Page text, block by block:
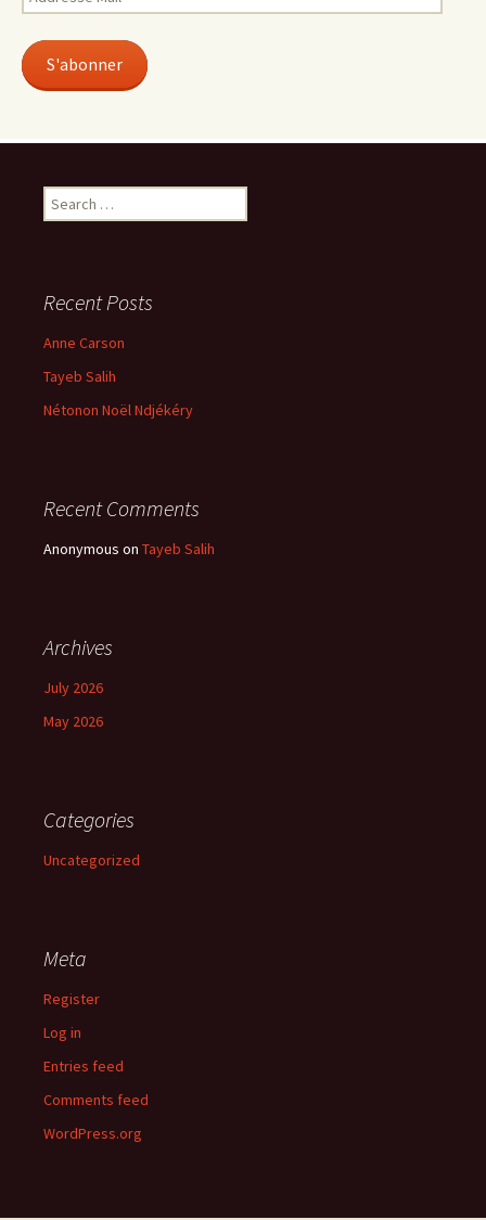
Mail
S'abonner
Search
for:
Recent Posts
Anne Carson
Tayeb Salih
Nétonon Noël Ndjékéry
Recent Comments
Anonymous on Tayeb Salih
Archives
July 2026
May 2026
Categories
Uncategorized
Meta
Register
Log in
Entries feed
Comments feed
WordPress.org